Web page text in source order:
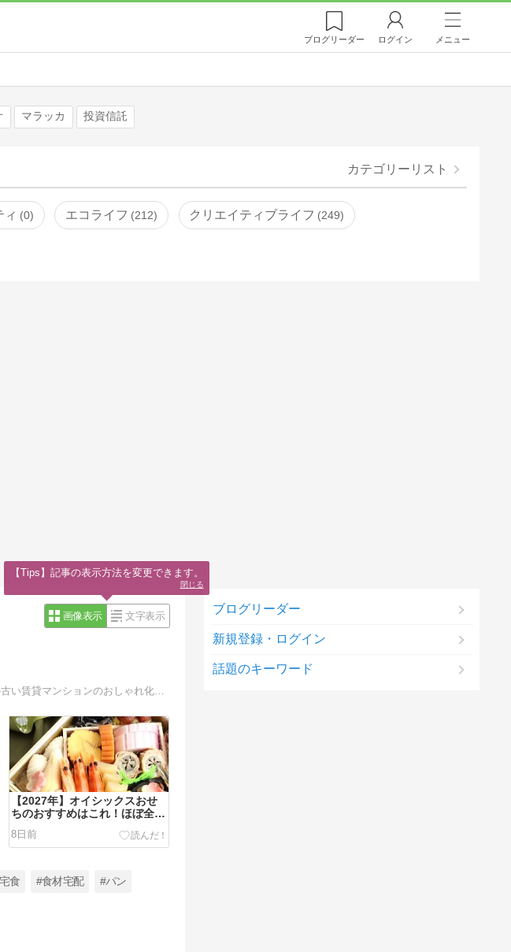
ブログリーダー ログイン メニュー
マラッカ 投資信託
カテゴリーリスト
ィ 0 エコライフ 212 クリエイティブライフ 249
画像表示 文字表示
【2027年】オイシックスおせ
ちのおすすめはこれ！ほぼ全て
いおせち
8日前
食 #食材宅配 #パン
ブログリーダー
新規登録・ログイン
話題のキーワード
【Tips】記事の表示方法を変更できます。
閉じる